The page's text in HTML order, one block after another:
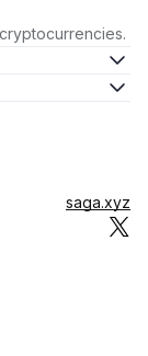
saga.xyz